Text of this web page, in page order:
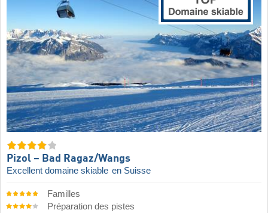
Pizol – Bad Ragaz/​Wangs
Excellent domaine skiable en Suisse
Familles
Préparation des pistes